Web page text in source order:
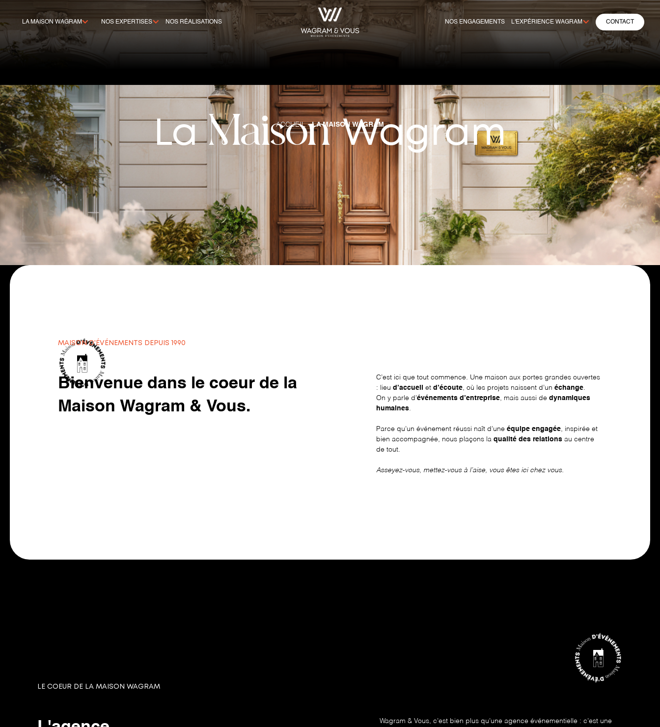
LA MAISON WAGRAM NOS EXPERTISES NOS RÉALISATIONS NOS ENGAGEMENTS L'EXPÉRIENCE WAGRAM CONTACT
LaMaisonWagram
ACCUEIL-LA MAISON WAGRAM
MAISON D'ÉVÉNEMENTS DEPUIS 1990
Bienvenue dans le coeur de la
Maison Wagram & Vous.
C’est ici que tout commence. Une maison aux portes grandes ouvertes
: lieu d’accueil et d’écoute, où les projets naissent d’un échange.
On y parle d’événements d’entreprise, mais aussi de dynamiques
humaines.
Parce qu’un événement réussi naît d’une équipe engagée, inspirée et
bien accompagnée, nous plaçons la qualité des relationsau centre
de tout.
Asseyez-vous, mettez-vous à l’aise, vous êtes ici chez vous.
LE COEUR DE LA MAISON WAGRAM
Wagram & Vous, c’est bien plus qu’une agence événementielle: c’est une